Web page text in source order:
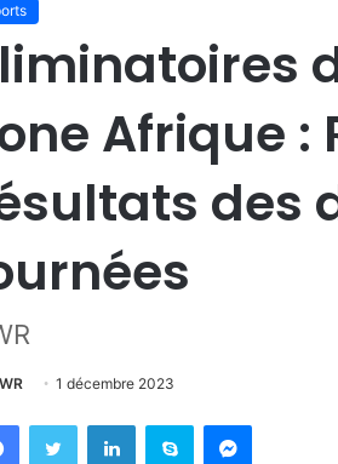
Afrique :
des
1 décembre 2023